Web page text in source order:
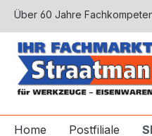
Zur
Über 60 Jahre
Home Postfiliale